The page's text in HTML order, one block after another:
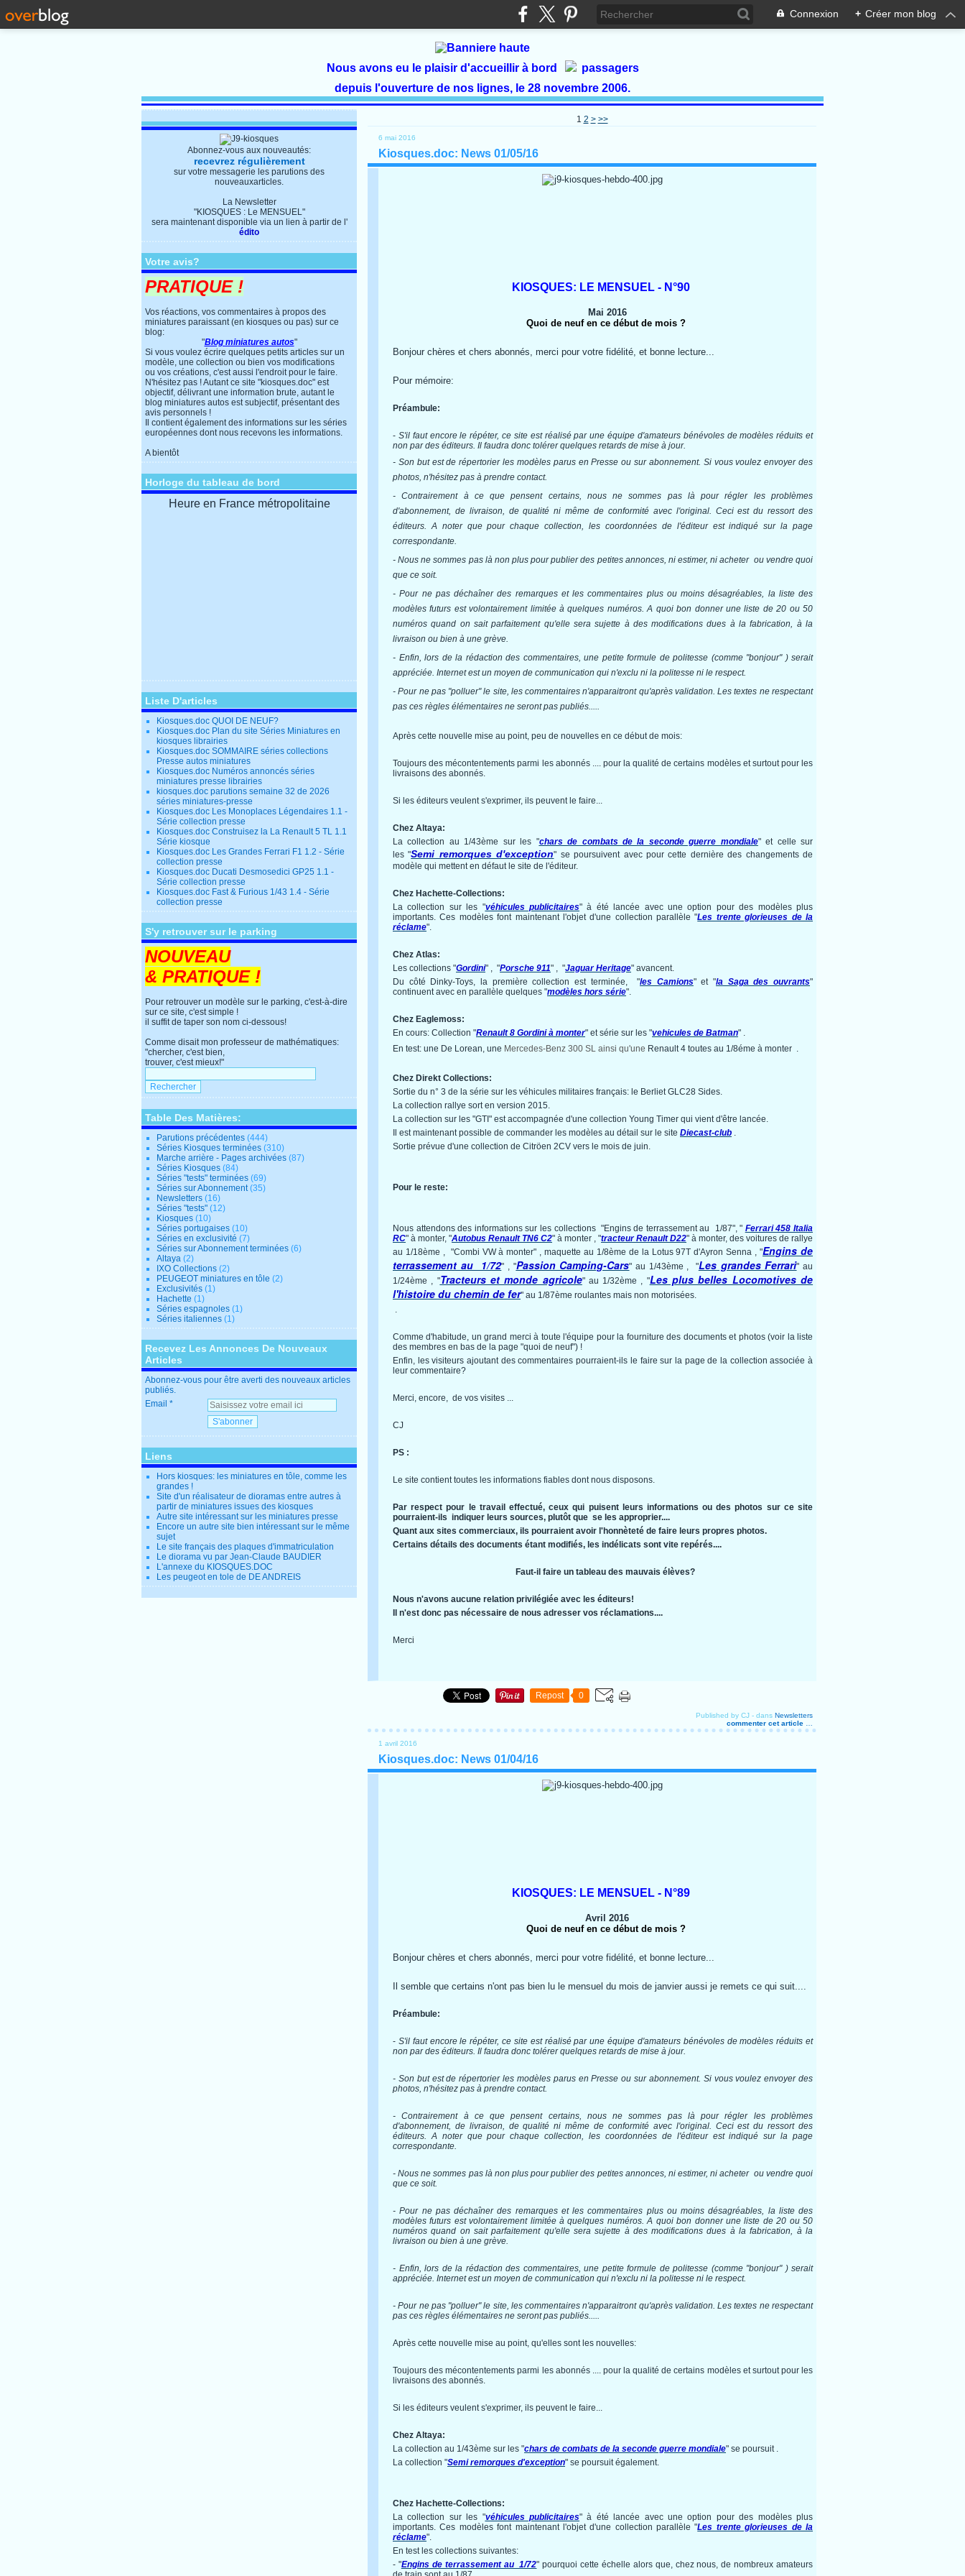
Connexion + Créer mon blog
Nous avons eu le plaisir d'accueillir à bord
passagers
depuis l'ouverture de nos lignes, le 28 novembre 2006.
Abonnez-vous aux nouveautés:
recevrez régulièrement
sur votre messagerie les parutions des
nouveauxarticles.
La Newsletter
"KIOSQUES : Le MENSUEL"
sera maintenant disponible via un lien à partir de l'
édito
Votre avis?
PRATIQUE !
Vos réactions, vos commentaires à propos des
miniatures paraissant (en kiosques ou pas) sur ce
blog:
"Blog miniatures autos"
Si vous voulez écrire quelques petits articles sur un
modèle, une collection ou bien vos modifications
ou vos créations, c'est aussi l'endroit pour le faire.
N'hésitez pas ! Autant ce site "kiosques.doc" est
objectif, délivrant une information brute, autant le
blog miniatures autos est subjectif, présentant des
avis personnels !
Il contient également des informations sur les séries
européennes dont nous recevons les informations.
A bientôt
Horloge du tableau de bord
Heure en France métropolitaine
Liste D'articles
Kiosques.doc QUOI DE NEUF?
Kiosques.doc Plan du site Séries Miniatures en
kiosques librairies
Kiosques.doc SOMMAIRE séries collections
Presse autos miniatures
Kiosques.doc Numéros annoncés séries
miniatures presse librairies
kiosques.doc parutions semaine 32 de 2026
séries miniatures-presse
Kiosques.doc Les Monoplaces Légendaires 1.1 -
Série collection presse
Kiosques.doc Construisez la La Renault 5 TL 1.1
Série kiosque
Kiosques.doc Les Grandes Ferrari F1 1.2 - Série
collection presse
Kiosques.doc Ducati Desmosedici GP25 1.1 -
Série collection presse
Kiosques.doc Fast & Furious 1/43 1.4 - Série
collection presse
S'y retrouver sur le parking
NOUVEAU
& PRATIQUE !
Pour retrouver un modèle sur le parking, c'est-à-dire
sur ce site, c'est simple !
il suffit de taper son nom ci-dessous!
Comme disait mon professeur de mathématiques:
"chercher, c'est bien,
trouver, c'est mieux!"
Table Des Matières:
Parutions précédentes (444)
Séries Kiosques terminées (310)
Marche arrière - Pages archivées (87)
Séries Kiosques (84)
Séries "tests" terminées (69)
Séries sur Abonnement(35)
Newsletters (16)
Séries "tests" (12)
Kiosques (10)
Séries portugaises (10)
Séries en exclusivité (7)
Séries sur Abonnement terminées (6)
Altaya (2)
IXO Collections (2)
PEUGEOT miniatures en tôle (2)
Exclusivités (1)
Hachette (1)
Séries espagnoles (1)
Séries italiennes (1)
Recevez Les Annonces De Nouveaux
Articles
Abonnez-vous pour être averti des nouveaux articles
publiés.
Email
Liens
Hors kiosques: les miniatures en tôle, comme les
grandes !
Site d'un réalisateur de dioramas entre autres à
partir de miniatures issues des kiosques
Autre site intéressant sur les miniatures presse
Encore un autre site bien intéressant sur le même
sujet
Le site français des plaques d'immatriculation
Le diorama vu par Jean-Claude BAUDIER
L'annexe du KIOSQUES.DOC
Les peugeot en tole de DE ANDREIS
1 2 > >>
6 mai 2016
Kiosques.doc: News 01/05/16
KIOSQUES: LE MENSUEL - N°90
Mai 2016
Quoi de neuf en ce début de mois ?
Bonjour chères et chers abonnés, merci pour votre fidélité, et bonne lecture...
Pour mémoire:
Préambule:
- S'il faut encore le répéter, ce site est réalisé par une équipe d'amateurs bénévoles de modèles réduits et
non par des éditeurs. Il faudra donc tolérer quelques retards de mise à jour.
- Son but est de répertorier les modèles parus en Presse ou sur abonnement. Si vous voulez envoyer des
photos, n'hésitez pas à prendre contact.
- Contrairement à ce que pensent certains, nous ne sommes pas là pour régler les problèmes
d'abonnement, de livraison, de qualité ni même de conformité avec l'original. Ceci est du ressort des
éditeurs. A noter que pour chaque collection, les coordonnées de l'éditeur est indiqué sur la page
correspondante.
- Nous ne sommes pas là non plus pour publier des petites annonces, ni estimer, ni acheter ou vendre quoi
que ce soit.
- Pour ne pas déchaîner des remarques et les commentaires plus ou moins désagréables, la liste des
modèles futurs est volontairement limitée à quelques numéros. A quoi bon donner une liste de 20 ou 50
numéros quand on sait parfaitement qu'elle sera sujette à des modifications dues à la fabrication, à la
livraison ou bien à une grève.
- Enfin, lors de la rédaction des commentaires, une petite formule de politesse (comme "bonjour" ) serait
appréciée. Internet est un moyen de communication qui n'exclu ni la politesse ni le respect.
- Pour ne pas "polluer" le site, les commentaires n'apparaitront qu'après validation. Les textes ne respectant
pas ces règles élémentaires ne seront pas publiés.....
Après cette nouvelle mise au point, peu de nouvelles en ce début de mois:
Toujours des mécontentements parmi les abonnés .... pour la qualité de certains modèles et surtout pour les
livraisons des abonnés.
Si les éditeurs veulent s'exprimer, ils peuvent le faire...
Chez Altaya:
La collection au 1/43ème sur les "chars de combats de la seconde guerre mondiale" et celle sur
les "Semi remorques d'exception" se poursuivent avec pour cette dernière des changements de
modèle qui mettent en défaut le site de l'éditeur.
Chez Hachette-Collections:
La collection sur les "véhicules publicitaires" à été lancée avec une option pour des modèles plus
importants. Ces modèles font maintenant l'objet d'une collection parallèle "Les trente glorieuses de la
réclame".
Chez Atlas:
Les collections "Gordini" , "Porsche 911" , "Jaguar Heritage" avancent.
Du côté Dinky-Toys, la première collection est terminée, "les Camions" et "la Saga des ouvrants"
continuent avec en parallèle quelques "modèles hors série".
Chez Eaglemoss:
En cours: Collection "Renault 8 Gordini à monter" et série sur les "vehicules de Batman" .
En test: une De Lorean, une Mercedes-Benz 300 SL ainsi qu'une Renault 4 toutes au 1/8éme à monter .
Chez Direkt Collections:
Sortie du n° 3 de la série sur les véhicules militaires français: le Berliet GLC28 Sides.
La collection rallye sort en version 2015.
La collection sur les "GTI" est accompagnée d'une collection Young Timer qui vient d'être lancée.
Il est maintenant possible de commander les modèles au détail sur le site Diecast-club .
Sortie prévue d'une collection de Citröen 2CV vers le mois de juin.
Pour le reste:
Nous attendons des informations sur les collections "Engins de terrassement au 1/87", " Ferrari 458 Italia
RC" à monter, "Autobus Renault TN6 C2" à monter , "tracteur Renault D22" à monter, des voitures de rallye
au 1/18ème , "Combi VW à monter" , maquette au 1/8ème de la Lotus 97T d'Ayron Senna , "Engins de
terrassement au 1/72" , "Passion Camping-Cars" au 1/43ème , "Les grandes Ferrari" au
1/24ème , "Tracteurs et monde agricole" au 1/32ème , "Les plus belles Locomotives de
l'histoire du chemin de fer" au 1/87ème roulantes mais non motorisées.
.
Comme d'habitude, un grand merci à toute l'équipe pour la fourniture des documents et photos (voir la liste
des membres en bas de la page "quoi de neuf") !
Enfin, les visiteurs ajoutant des commentaires pourraient-ils le faire sur la page de la collection associée à
leur commentaire?
Merci, encore, de vos visites ...
CJ
PS :
Le site contient toutes les informations fiables dont nous disposons.
Par respect pour le travail effectué, ceux qui puisent leurs informations ou des photos sur ce site
pourraient-ils indiquer leurs sources, plutôt que se les approprier....
Quant aux sites commerciaux, ils pourraient avoir l'honnèteté de faire leurs propres photos.
Certains détails des documents étant modifiés, les indélicats sont vite repérés....
Faut-il faire un tableau des mauvais élèves?
Nous n'avons aucune relation privilégiée avec les éditeurs!
Il n'est donc pas nécessaire de nous adresser vos réclamations....
Merci
Repost 0
Published by CJ - dans Newsletters
commenter cet article
1 avril 2016
Kiosques.doc: News 01/04/16
KIOSQUES: LE MENSUEL - N°89
Avril 2016
Quoi de neuf en ce début de mois ?
Bonjour chères et chers abonnés, merci pour votre fidélité, et bonne lecture...
Il semble que certains n'ont pas bien lu le mensuel du mois de janvier aussi je remets ce qui suit....
Préambule:
- S'il faut encore le répéter, ce site est réalisé par une équipe d'amateurs bénévoles de modèles réduits et
non par des éditeurs. Il faudra donc tolérer quelques retards de mise à jour.
- Son but est de répertorier les modèles parus en Presse ou sur abonnement. Si vous voulez envoyer des
photos, n'hésitez pas à prendre contact.
- Contrairement à ce que pensent certains, nous ne sommes pas là pour régler les problèmes
d'abonnement, de livraison, de qualité ni même de conformité avec l'original. Ceci est du ressort des
éditeurs. A noter que pour chaque collection, les coordonnées de l'éditeur est indiqué sur la page
correspondante.
- Nous ne sommes pas là non plus pour publier des petites annonces, ni estimer, ni acheter ou vendre quoi
que ce soit.
- Pour ne pas déchaîner des remarques et les commentaires plus ou moins désagréables, la liste des
modèles futurs est volontairement limitée à quelques numéros. A quoi bon donner une liste de 20 ou 50
numéros quand on sait parfaitement qu'elle sera sujette à des modifications dues à la fabrication, à la
livraison ou bien à une grève.
- Enfin, lors de la rédaction des commentaires, une petite formule de politesse (comme "bonjour" ) serait
appréciée. Internet est un moyen de communication qui n'exclu ni la politesse ni le respect.
- Pour ne pas "polluer" le site, les commentaires n'apparaitront qu'après validation. Les textes ne respectant
pas ces règles élémentaires ne seront pas publiés.....
Après cette nouvelle mise au point, qu'elles sont les nouvelles:
Toujours des mécontentements parmi les abonnés .... pour la qualité de certains modèles et surtout pour les
livraisons des abonnés.
Si les éditeurs veulent s'exprimer, ils peuvent le faire...
Chez Altaya:
La collection au 1/43ème sur les "chars de combats de la seconde guerre mondiale" se poursuit .
La collection "Semi remorques d'exception" se poursuit également.
Chez Hachette-Collections:
La collection sur les "véhicules publicitaires" à été lancée avec une option pour des modèles plus
importants. Ces modèles font maintenant l'objet d'une collection parallèle "Les trente glorieuses de la
réclame".
En test les collections suivantes:
- "Engins de terrassement au 1/72" pourquoi cette échelle alors que, chez nous, de nombreux amateurs